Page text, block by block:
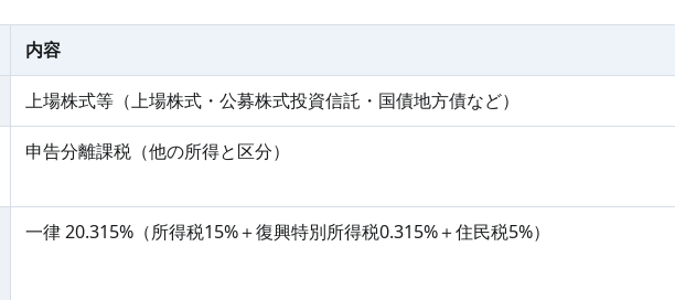
内容
上場株式等（上場株式・公募株式投資信託・国債地方債など）
申告分離課税（他の所得と区分）
一律 20.315%（所得税15%＋復興特別所得税0.315%＋住民税5%）